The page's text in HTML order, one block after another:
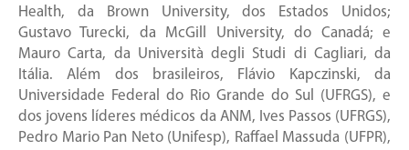
Health, da Brown University, dos Estados Unidos;
Gustavo Turecki, da McGill University, do Canadá; e
Mauro Carta, da Università degli Studi di Cagliari, da
Itália. Além dos brasileiros, Flávio Kapczinski, da
Universidade Federal do Rio Grande do Sul (UFRGS), e
dos jovens líderes médicos da ANM, Ives Passos (UFRGS),
Pedro Mario Pan Neto (Unifesp), Raffael Massuda (UFPR),